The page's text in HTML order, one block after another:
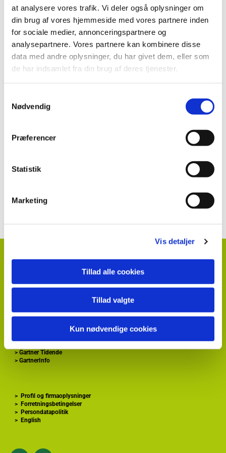
at analysere vores trafik. Vi deler også oplysninger om
din brug af vores hjemmeside med vores partnere inden
for sociale medier, annonceringspartnere og
analysepartnere. Vores partnere kan kombinere disse
data med andre oplysninger, du har givet dem, eller som
de har indsamlet fra din brug af deres tjenester.
Nødvendig
Præferencer
Statistik
Marketing
Vis detaljer
Tillad alle cookies
Tillad valgte
Kun nødvendige cookies
Brugsanvisning
Flipper (937-1) i grønsager på friland
Se mere:
+ 4587 40 66 00
> Gartner Tidende
> GartnerInfo
> Profil og firmaoplysninger
> Forretningsbetingelser
> Persondatapolitik
> English